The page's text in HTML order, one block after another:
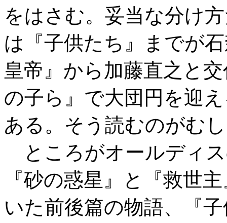
をはさむ。妥当な分け
は『子供たち』までが
皇帝』から加藤直之と
の子ら』で大団円を迎
ある。そう読むのがむ
ところがオールディ
『砂の惑星』と『救世
いた前後篇の物語、『